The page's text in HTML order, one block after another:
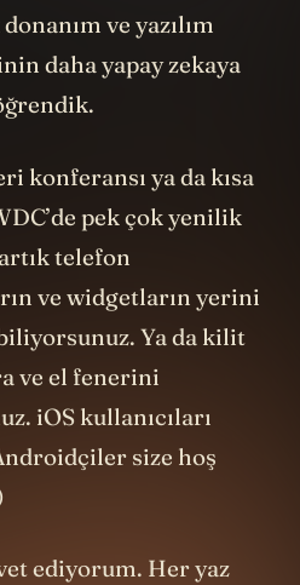
ve yazılım
daha yapay zekaya
konferansı ya da kısa
pek çok yenilik
telefon
ve widgetların yerini
Ya da kilit
ve el fenerini
iOS kullanıcıları
size hoş
ediyorum. Her yaz